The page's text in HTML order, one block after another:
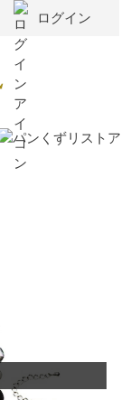
ログイン